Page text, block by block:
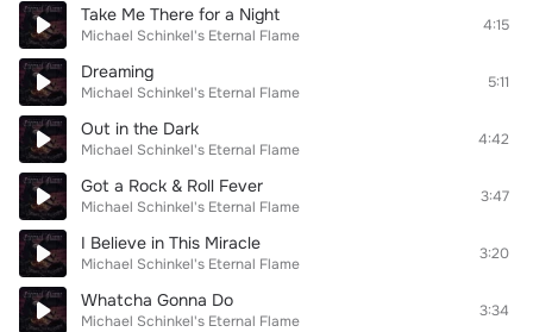
Take Me There for a Night
Michael Schinkel's Eternal Flame
4:15
Dreaming
Michael Schinkel's Eternal Flame
5:11
Out in the Dark
Michael Schinkel's Eternal Flame
4:42
Got a Rock & Roll Fever
Michael Schinkel's Eternal Flame
3:47
I Believe in This Miracle
Michael Schinkel's Eternal Flame
3:20
Whatcha Gonna Do
Michael Schinkel's Eternal Flame
3:34